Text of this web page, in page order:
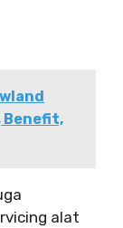
Benefit,
alat